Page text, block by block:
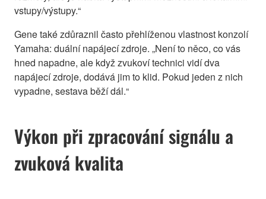
vstupy/výstupy.“
Gene také zdůraznil často přehlíženou vlastnost konzolí
Yamaha: duální napájecí zdroje. „Není to něco, co vás
hned napadne, ale když zvukoví technici vidí dva
napájecí zdroje, dodává jim to klid. Pokud jeden z nich
vypadne, sestava běží dál.“
Výkon při zpracování signálu a
zvuková kvalita